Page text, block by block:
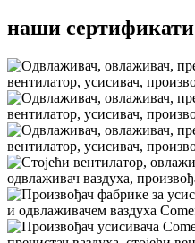
наши сертификати